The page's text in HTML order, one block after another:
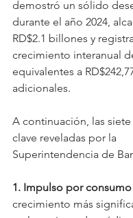
demostró un sólido
durante el año 2024,
RD$2.1 billones y
crecimiento interanual
equivalentes a
adicionales.
A continuación, las siete
clave reveladas por la
Superintendencia de
1. Impulso por
crecimiento más